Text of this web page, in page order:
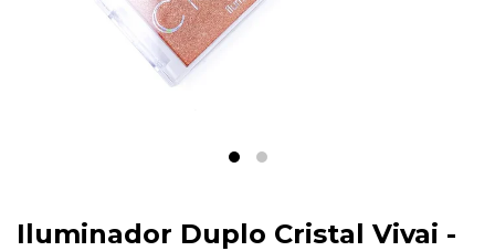
Iluminador Duplo Cristal Vivai -